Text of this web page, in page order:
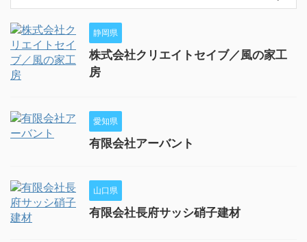
静岡県
株式会社クリエイトセイブ／風の家工
房
愛知県
有限会社アーバント
山口県
有限会社長府サッシ硝子建材